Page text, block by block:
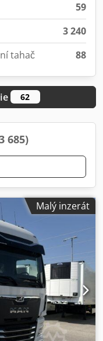
59
3 240
tahač
88
62
685)
Malý inzerát